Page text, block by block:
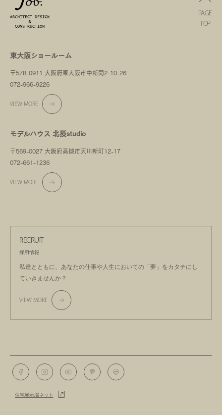
東大阪ショールーム
〒578-0911 大阪府東大阪市中新開2-10-26
072-966-9226
VIEW MORE
モデルハウス 北摂studio
〒569-0027 大阪府高槻市天川新町12-17
072-661-1236
VIEW MORE
RECRUIT
採用情報
私達とともに、あなたの仕事や人生においての 「夢」をカタチにし
ていきませんか？
VIEW MORE
PAGE
TOP
住宅展示場ネット